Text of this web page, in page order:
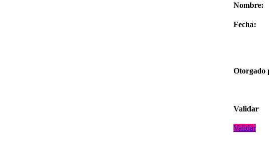
Nombre:
Fecha:
Otorgado
Validar
Validar